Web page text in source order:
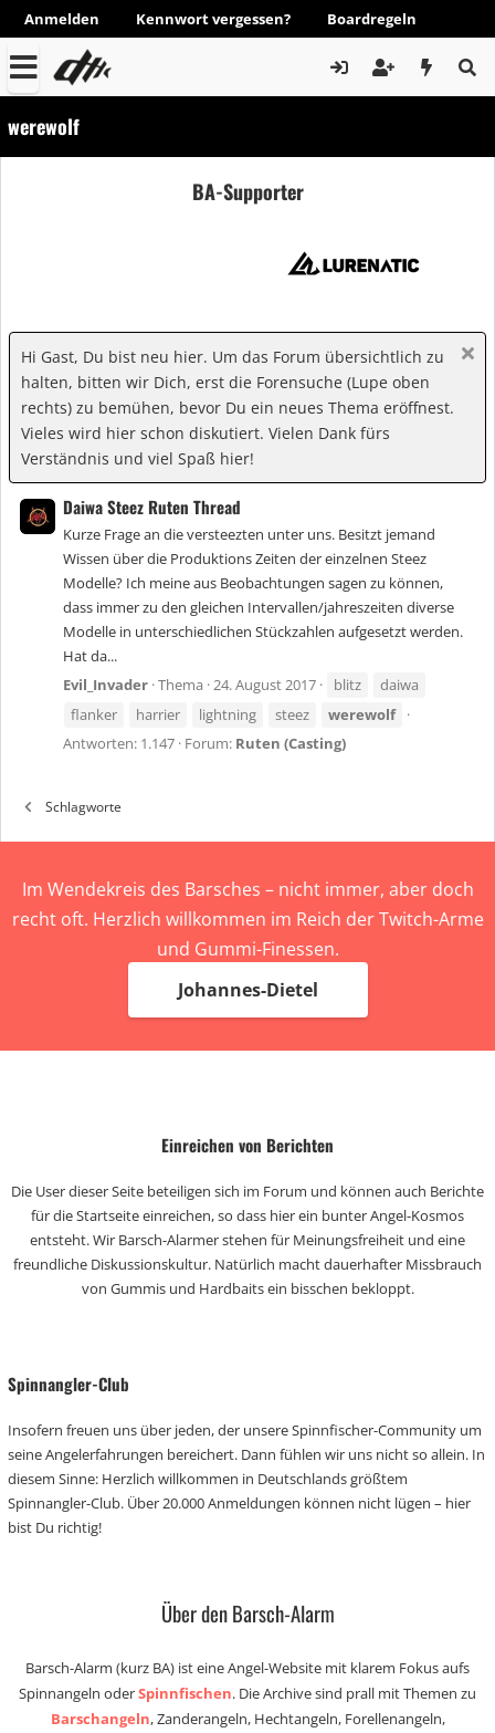
Anmelden Kennwort vergessen? Boardregeln
werewolf
BA-Supporter
Hi Gast, Du bist neu hier. Um das Forum übersichtlich zu
halten, bitten wir Dich, erst die Forensuche (Lupe oben
rechts) zu bemühen, bevor Du ein neues Thema eröffnest.
Vieles wird hier schon diskutiert. Vielen Dank fürs
Verständnis und viel Spaß hier!
Daiwa Steez Ruten Thread
Kurze Frage an die versteezten unter uns. Besitzt jemand
Wissen über die Produktions Zeiten der einzelnen Steez
Modelle? Ich meine aus Beobachtungen sagen zu können,
dass immer zu den gleichen Intervallen/jahreszeiten diverse
Modelle in unterschiedlichen Stückzahlen aufgesetzt werden.
Hat da...
Evil_Invader Thema 24. August 2017 blitz
daiwa
flanker
harrier lightning steez
werewolf
Antworten: 1.147 Forum: Ruten (Casting)
Schlagworte
Im Wendekreis des Barsches – nicht immer, aber doch
recht oft. Herzlich willkommen im Reich der Twitch-Arme
und Gummi-Finessen.
Johannes-Dietel
Einreichen von Berichten
Die User dieser Seite beteiligen sich im Forum und können auch Berichte
für die Startseite einreichen, so dass hier ein bunter Angel-Kosmos
entsteht. Wir Barsch-Alarmer stehen für Meinungsfreiheit und eine
freundliche Diskussionskultur. Natürlich macht dauerhafter Missbrauch
von Gummis und Hardbaits ein bisschen bekloppt.
Spinnangler-Club
Insofern freuen uns über jeden, der unsere Spinnfischer-Community um
seine Angelerfahrungen bereichert. Dann fühlen wir uns nicht so allein. In
diesem Sinne: Herzlich willkommen in Deutschlands größtem
Spinnangler-Club. Über 20.000 Anmeldungen können nicht lügen – hier
bist Du richtig!
Über den Barsch-Alarm
Barsch-Alarm (kurz BA) ist eine Angel-Website mit klarem Fokus aufs
Spinnangeln oderSpinnfischen. Die Archive sind prall mit Themen zu
Barschangeln, Zanderangeln, Hechtangeln, Forellenangeln,